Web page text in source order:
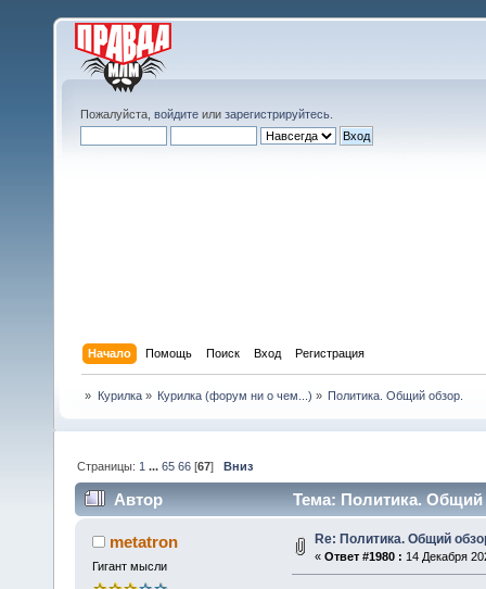
Пожалуйста, войдите или зарегистрируйтесь
Начало Помощь Поиск Вход Регистрация
» Курилка» Курилка (форум ни о чем...) » Политика. Общий обзор.
Страницы: 1 ...65 66 [67]Вниз
Автор Тема: Политика. Общий
metatron
Гигант мысли
Re: Политика. Общий
« Ответ #1980 : 14 Декабря